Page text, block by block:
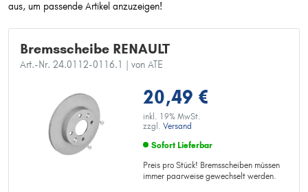
aus, um passende Artikel anzuzeigen!
Bremsscheibe RENAULT
Art.-Nr. 24.0112-0116.1 | von ATE
20,49 €
inkl. 19% MwSt.
zzgl. Versand
Sofort Lieferbar
Preis pro Stück! Bremsscheiben müssen
immer paarweise gewechselt werden.